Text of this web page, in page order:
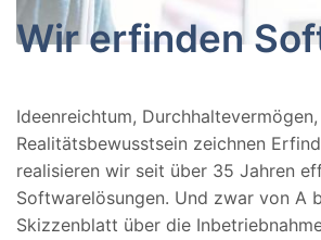
Wir erfinden
Ideenreichtum,
Realitätsbewusstsein zeichnen
realisieren wir seit über 35 Jahren
Softwarelösungen. Und zwar von A
Skizzenblatt über die